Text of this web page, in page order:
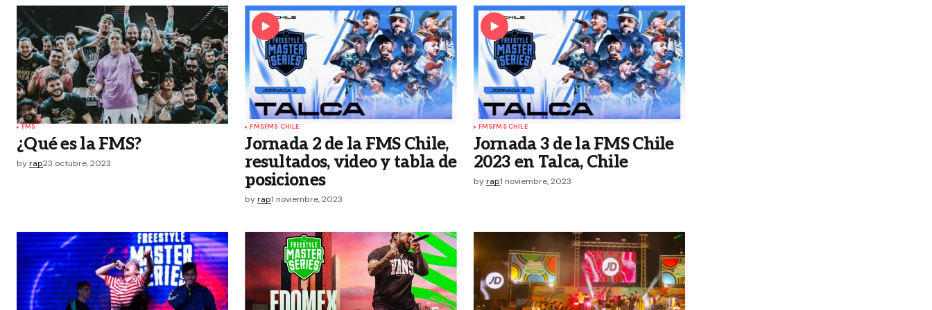
FMS
¿Qué es la FMS?
byrap23 octubre, 2023
FMSFMS CHILE
Jornada 2 de la FMS Chile,
resultados, video y tabla de
posiciones
by rap1 noviembre, 2023
FMSFMS CHILE
Jornada 3 de la FMS Chile
2023 en Talca, Chile
by rap1 noviembre, 2023